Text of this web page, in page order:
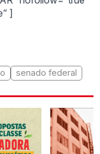
]
senado federal